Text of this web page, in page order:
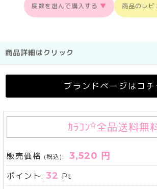
度数を選んで購入する ▼ 商品のレビ
商品詳細はクリック
ブランドページはコチ
ｶﾗｺﾝ 全品送料無
販売価格 (税込): 3,520 円
ポイント:32 Pt